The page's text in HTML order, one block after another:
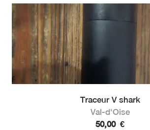
Traceur V shark
Val-d'Oise
50,00 €